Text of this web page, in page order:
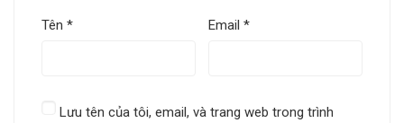
Tên * Email*
Lưu tên của tôi, email, và trang web trong trình